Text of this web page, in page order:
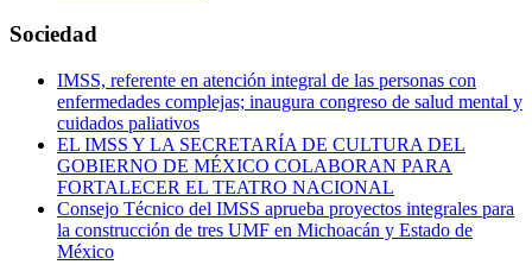
Sociedad
IMSS, referente en atención integral de las personas con
enfermedades complejas; inaugura congreso de salud mental y
cuidados paliativos
EL IMSS Y LA SECRETARÍA DE CULTURA DEL
GOBIERNO DE MÉXICO COLABORAN PARA
FORTALECER EL TEATRO NACIONAL
Consejo Técnico del IMSS aprueba proyectos integrales para
la construcción de tres UMF en Michoacán y Estado de
México